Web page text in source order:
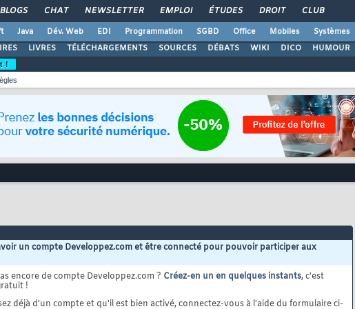
BLOGS CHAT NEWSLETTER EMPLOI ÉTUDES DROIT CLUB
Java Dév. Web EDI Programmation SGBD Office Mobiles
Systèmes
LIVRES TÉLÉCHARGEMENTS SOURCES DÉBATS WIKI DICO HUMOUR
!
un compte Developpez.com et être connecté pour pouvoir participer aux
encore de compte Developpez.com ? Créez-en un en quelques instants, c'est
!
déjà d'un compte et qu'il est bien activé, connectez-vous à l'aide du formulaire ci-